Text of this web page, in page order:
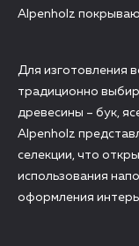
Alpenholz
Для изготовления
традиционно
древесины – бук,
Alpenholz
селекции, что
использования
оформления